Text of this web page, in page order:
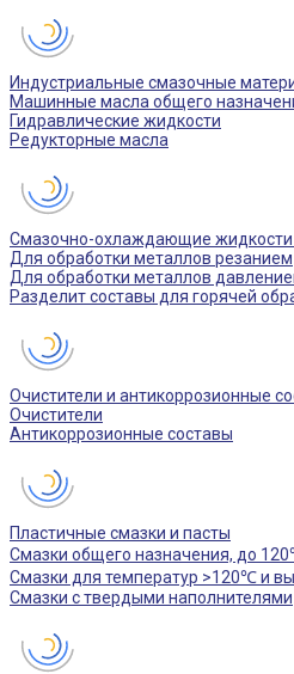
Индустриальные смазочные
Машинные масла общего
Гидравлические жидкости
Редукторные масла
Смазочно-охлаждающие
Для обработки металлов резанием
Для обработки металлов
Разделит составы для горячей
Очистители и антикоррозионные
Очистители
Антикоррозионные составы
Пластичные смазки и пасты
Смазки общего назначения, до
Смазки для температур >120℃ и
Смазки с твердыми наполнителями